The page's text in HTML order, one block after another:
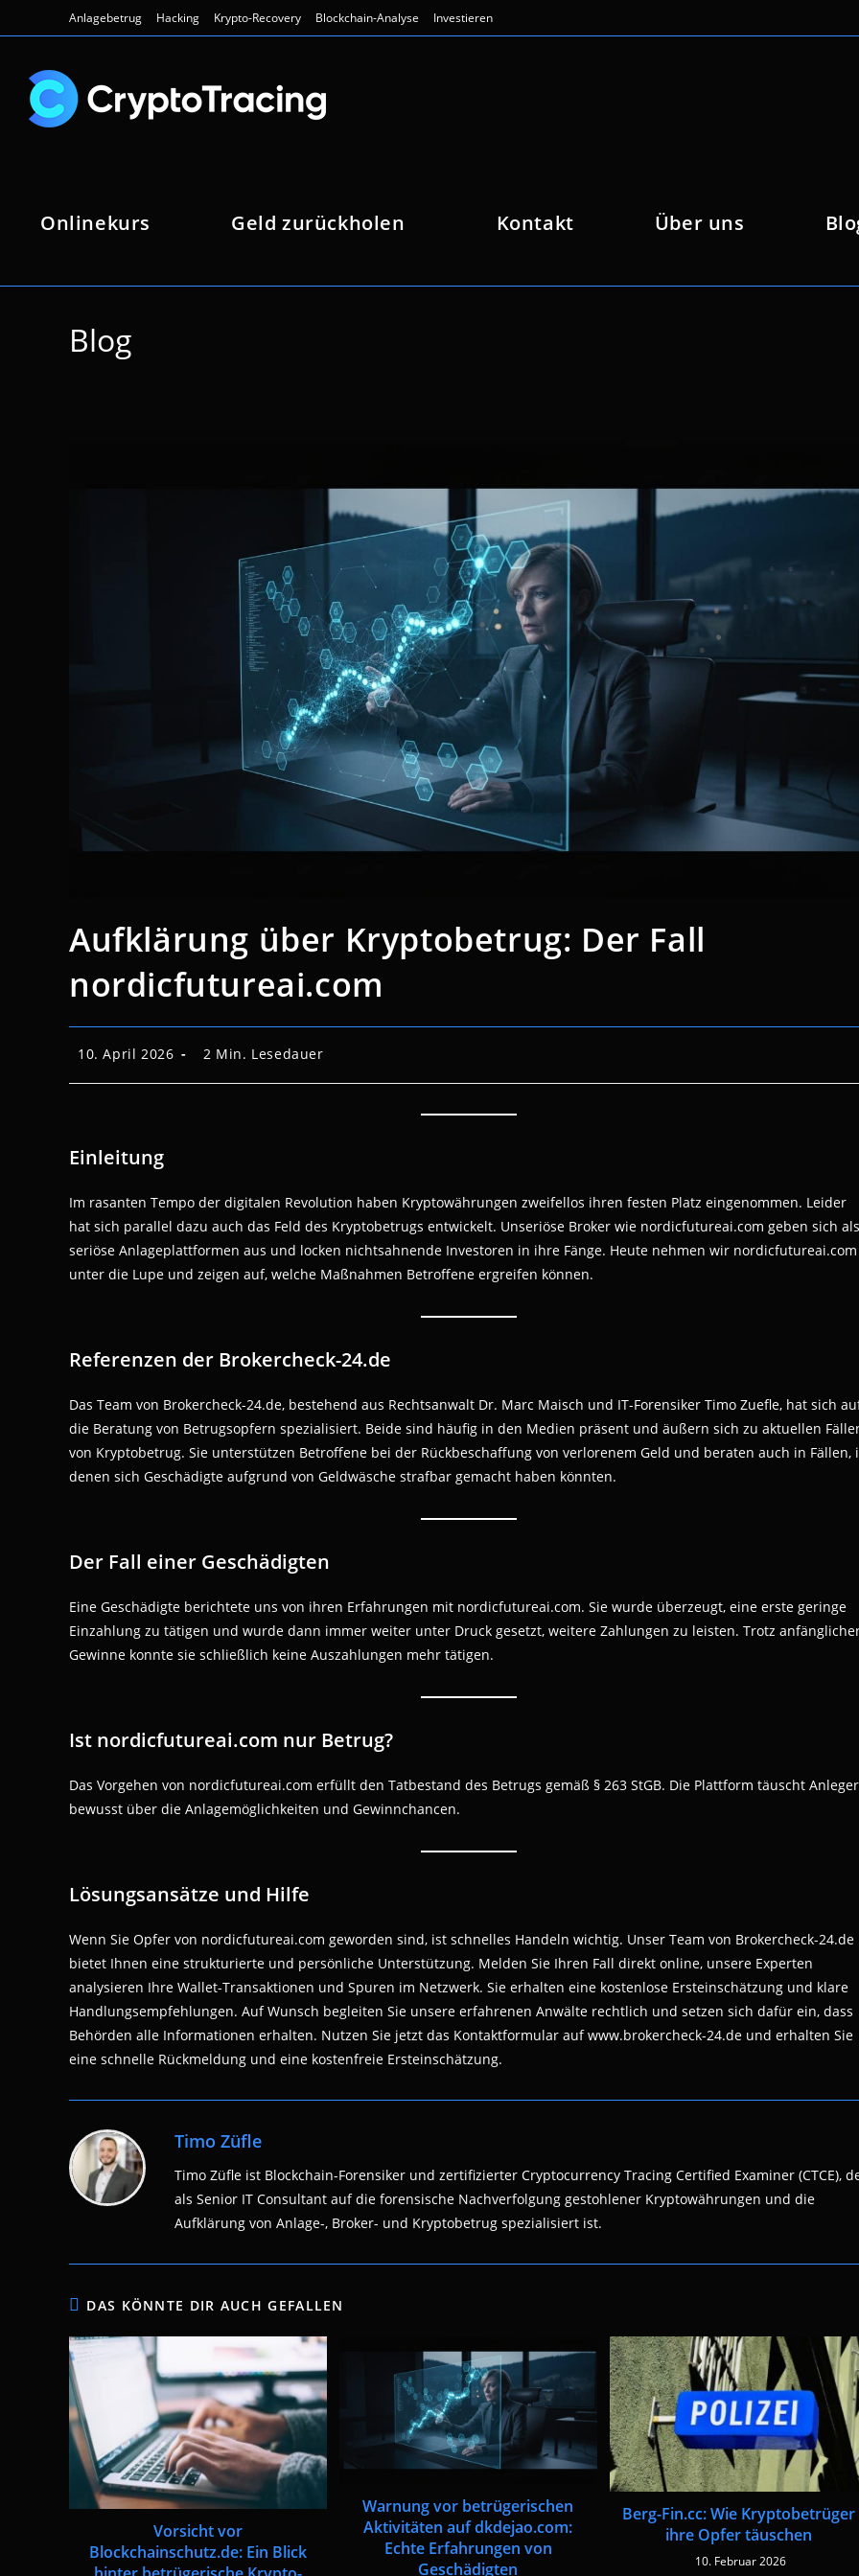
Inhalt
Anlagebetrug Hacking Krypto-Recovery Blockchain-Analyse Investieren
Onlinekurs Geld zurückholen Kontakt Über uns
Blog
Aufklärung über Kryptobetrug: Der Fall
nordicfutureai.com
Beitrag
veröffentlicht:
10. April 2026 Lesedauer:
2 Min. Lesedauer
Einleitung
Im rasanten Tempo der digitalen Revolution haben Kryptowährungen zweifellos ihren festen Platz eingenommen. Leider
hat sich parallel dazu auch das Feld des Kryptobetrugs entwickelt. Unseriöse Broker wie nordicfutureai.com geben sich als
seriöse Anlageplattformen aus und locken nichtsahnende Investoren in ihre Fänge. Heute nehmen wir nordicfutureai.com
unter die Lupe und zeigen auf, welche Maßnahmen Betroffene ergreifen können.
Referenzen der Brokercheck-24.de
Das Team von Brokercheck-24.de, bestehend aus Rechtsanwalt Dr. Marc Maisch und IT-Forensiker Timo Zuefle, hat sich
die Beratung von Betrugsopfern spezialisiert. Beide sind häufig in den Medien präsent und äußern sich zu aktuellen
von Kryptobetrug. Sie unterstützen Betroffene bei der Rückbeschaffung von verlorenem Geld und beraten auch in Fällen,
denen sich Geschädigte aufgrund von Geldwäsche strafbar gemacht haben könnten.
Der Fall einer Geschädigten
Eine Geschädigte berichtete uns von ihren Erfahrungen mit nordicfutureai.com. Sie wurde überzeugt, eine erste geringe
Einzahlung zu tätigen und wurde dann immer weiter unter Druck gesetzt, weitere Zahlungen zu leisten. Trotz
Gewinne konnte sie schließlich keine Auszahlungen mehr tätigen.
Ist nordicfutureai.com nur Betrug?
Das Vorgehen von nordicfutureai.com erfüllt den Tatbestand des Betrugs gemäß § 263 StGB. Die Plattform täuscht Anleger
bewusst über die Anlagemöglichkeiten und Gewinnchancen.
Lösungsansätze und Hilfe
Wenn Sie Opfer von nordicfutureai.com geworden sind, ist schnelles Handeln wichtig. Unser Team von Brokercheck-24.de
bietet Ihnen eine strukturierte und persönliche Unterstützung. Melden Sie Ihren Fall direkt online, unsere Experten
analysieren Ihre Wallet-Transaktionen und Spuren im Netzwerk. Sie erhalten eine kostenlose Ersteinschätzung und klare
Handlungsempfehlungen. Auf Wunsch begleiten Sie unsere erfahrenen Anwälte rechtlich und setzen sich dafür ein, dass
Behörden alle Informationen erhalten. Nutzen Sie jetzt das Kontaktformular auf www.brokercheck-24.de und erhalten Sie
eine schnelle Rückmeldung und eine kostenfreie Ersteinschätzung.
Timo Züfle
Timo Züfle ist Blockchain-Forensiker und zertifizierter Cryptocurrency Tracing Certified Examiner (CTCE),
als Senior IT Consultant auf die forensische Nachverfolgung gestohlener Kryptowährungen und die
Aufklärung von Anlage-, Broker- und Kryptobetrug spezialisiert ist.
DAS KÖNNTE DIR AUCH GEFALLEN
Vorsicht vor
Blockchainschutz.de: Ein Blick
Warnung vor betrügerischen
Aktivitäten auf dkdejao.com:
Echte Erfahrungen von
Geschädigten
Berg-Fin.cc: Wie Kryptobetrüger
ihre Opfer täuschen
10. Februar 2026